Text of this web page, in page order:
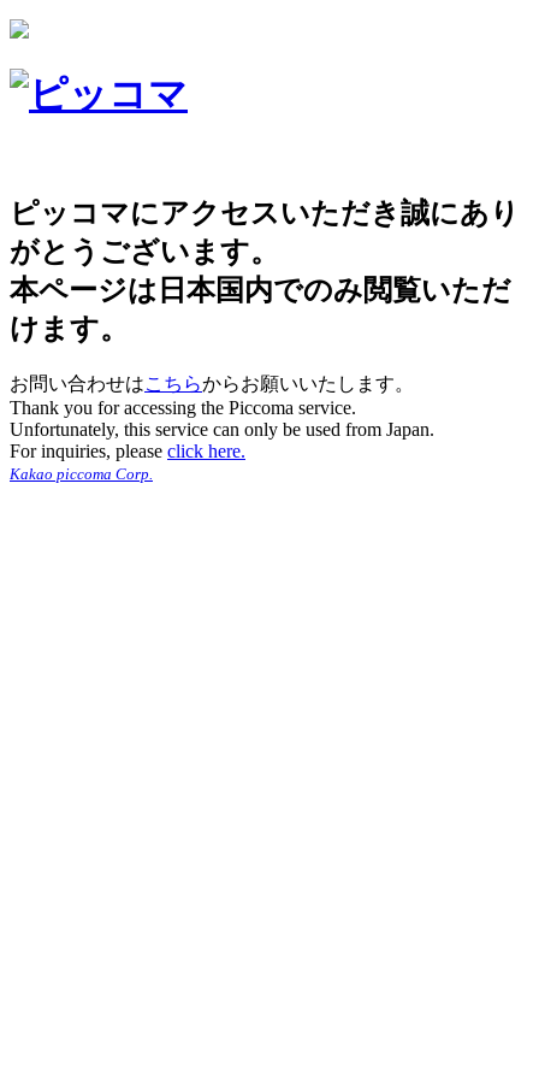
ピッコマにアクセスいただき誠にあり
がとうございます。
本ページは日本国内でのみ閲覧いただ
けます。
お問い合わせはこちらからお願いいたします。
Thank you for accessing the Piccoma service.
Unfortunately, this service can only be used from Japan.
For inquiries, please click here.
Kakao piccoma Corp.